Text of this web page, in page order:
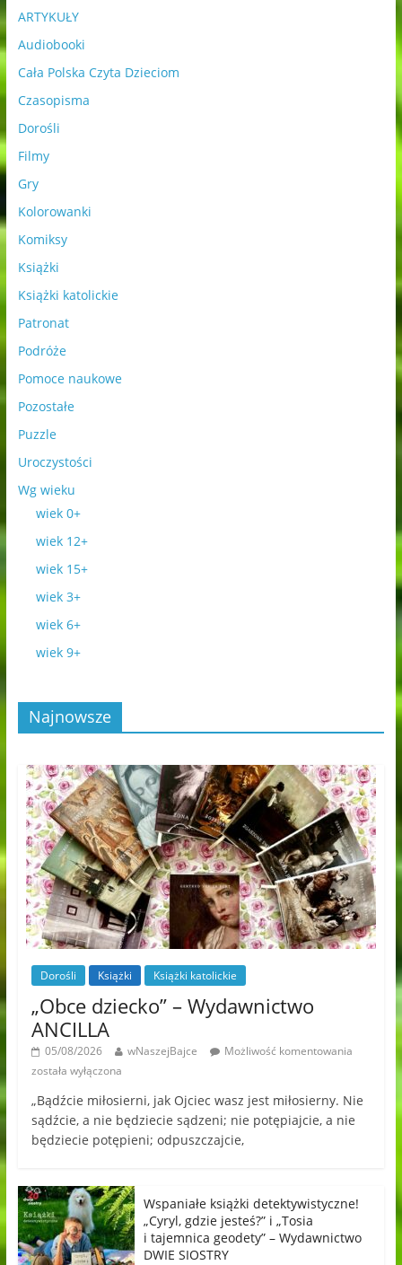
ARTYKUŁY
Audiobooki
Cała Polska Czyta Dzieciom
Czasopisma
Dorośli
Filmy
Gry
Kolorowanki
Komiksy
Książki
Książki katolickie
Patronat
Podróże
Pomoce naukowe
Pozostałe
Puzzle
Uroczystości
Wg wieku
wiek 0+
wiek 12+
wiek 15+
wiek 3+
wiek 6+
wiek 9+
Najnowsze
Dorośli Książki Książki katolickie
„Obce dziecko” – Wydawnictwo
ANCILLA
05/08/2026 wNaszejBajce
Możliwość komentowania
została wyłączona
„Bądźcie miłosierni, jak Ojciec wasz jest miłosierny. Nie
sądźcie, a nie będziecie sądzeni; nie potępiajcie, a nie
będziecie potępieni; odpuszczajcie,
Wspaniałe książki detektywistyczne!
„Cyryl, gdzie jesteś?” i „Tosia
i tajemnica geodety” – Wydawnictwo
DWIE SIOSTRY